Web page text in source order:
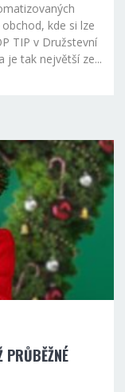
kde si lze
TIP v Družstevní
je tak největší ze...
PRŮBĚŽNÉ